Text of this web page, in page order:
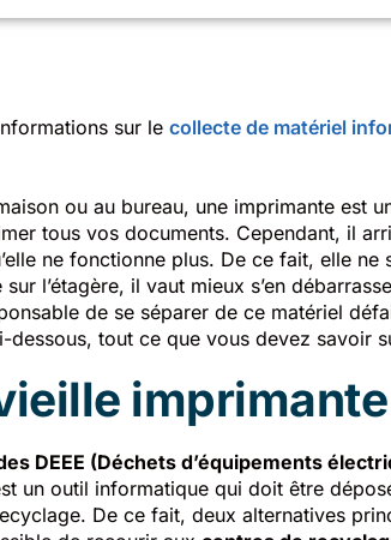
sur le collecte de matériel
ou au bureau, une imprimante est
tous vos documents. Cependant, il
ne fonctionne plus. De ce fait, elle ne
l’étagère, il vaut mieux s’en
de se séparer de ce matériel
dessous, tout ce que vous devez savoir
DEEE (Déchets d’équipements
un outil informatique qui doit être
De ce fait, deux alternatives